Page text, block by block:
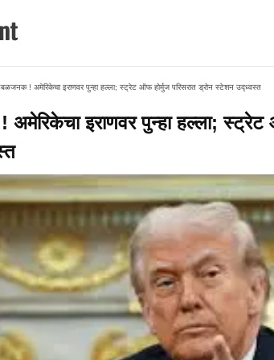
! अमेरिकेचा इराणवर पुन्हा हल्ला; स्ट्रेट ऑफ होर्मुज परिसरात ड्रोन स्टेशन उद्ध्वस्त
इराणवर पुन्हा हल्ला; स्ट्रेट